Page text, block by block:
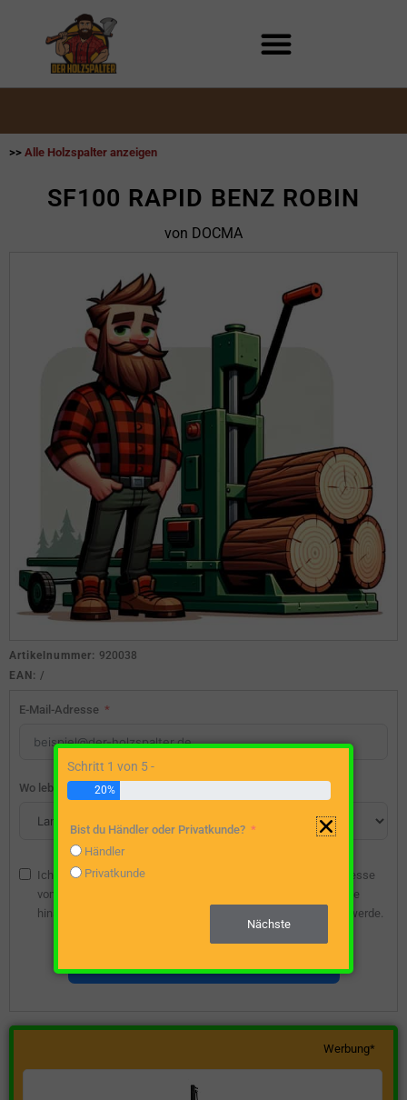
>> Alle Holzspalter anzeigen
SF100 RAPID BENZ ROBIN
von DOCMA
Artikelnummer: 920038
EAN: /
E-Mail-Adresse
Wo lebst du?
Ich bin damit einverstanden, dass die angegebene E-Mail-Adresse
vom Webseitenbetreiber gespeichert wird, damit ich über diese
hinsichtlich eines unverbindlichen Preisangebots kontaktiert werde.
Werbung*
Schritt 1 von 5 -
20%
Bist du Händler oder Privatkunde?
Händler
Privatkunde
Nächste